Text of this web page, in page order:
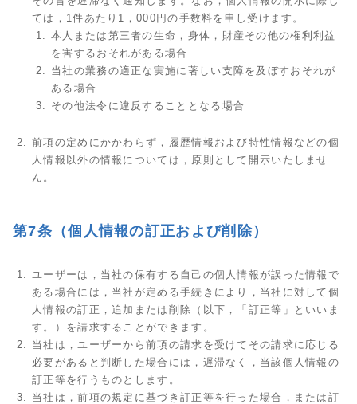
ては，1件あたり1，000円の手数料を申し受けます。
本人または第三者の生命，身体，財産その他の権利利益
を害するおそれがある場合
当社の業務の適正な実施に著しい支障を及ぼすおそれが
ある場合
その他法令に違反することとなる場合
前項の定めにかかわらず，履歴情報および特性情報などの個
人情報以外の情報については，原則として開示いたしませ
ん。
第7条（個人情報の訂正および削除）
ユーザーは，当社の保有する自己の個人情報が誤った情報で
ある場合には，当社が定める手続きにより，当社に対して個
人情報の訂正，追加または削除（以下，「訂正等」といいま
す。）を請求することができます。
当社は，ユーザーから前項の請求を受けてその請求に応じる
必要があると判断した場合には，遅滞なく，当該個人情報の
訂正等を行うものとします。
当社は，前項の規定に基づき訂正等を行った場合，または訂